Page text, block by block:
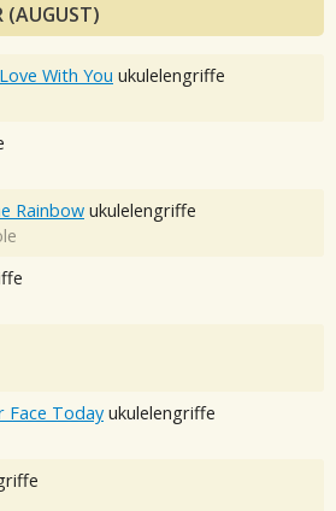
(AUGUST)
With You ukulelengriffe
Rainbow ukulelengriffe
Face Today ukulelengriffe